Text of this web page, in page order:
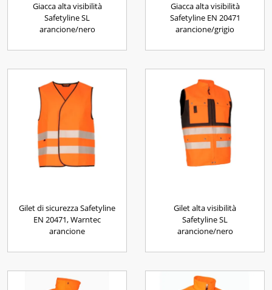
Giacca alta visibilità
Safetyline SL
arancione/nero
Giacca alta visibilità
Safetyline EN 20471
arancione/grigio
Gilet di sicurezza Safetyline
EN 20471, Warntec
arancione
Gilet alta visibilità
Safetyline SL
arancione/nero